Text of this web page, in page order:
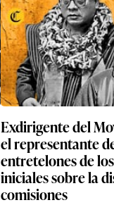
Exdirigente del
el representante
entretelones de
iniciales sobre la
comisiones